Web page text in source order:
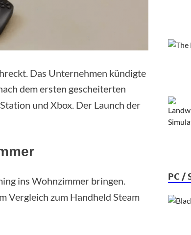
Das Unternehmen kündigte
dem ersten gescheiterten
und Xbox. Der Launch der
ins Wohnzimmer bringen.
Vergleich zum Handheld Steam
PC /